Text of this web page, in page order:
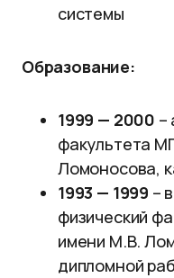
системы
Образование:
1999 — 2000 –
факультета
Ломоносова,
1993 — 1999 –
физический
имени М.В.
дипломной